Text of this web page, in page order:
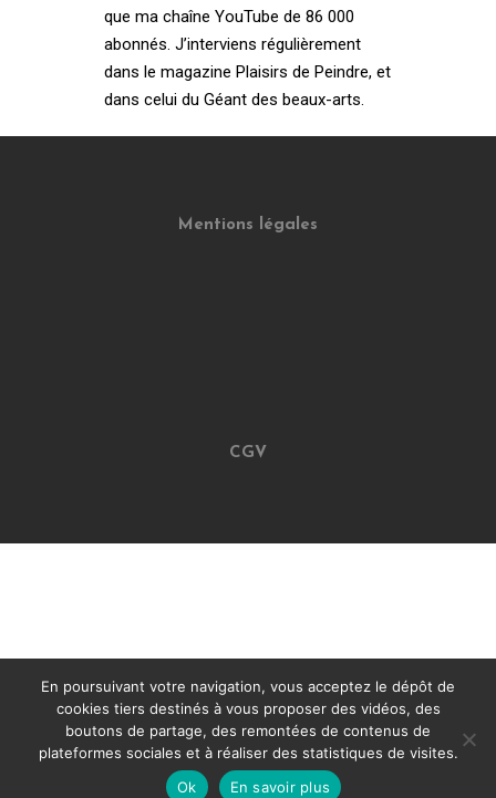
que ma chaîne YouTube de 86 000
abonnés. J’interviens régulièrement
dans le magazine Plaisirs de Peindre, et
dans celui du Géant des beaux-arts.
Mentions légales
CGV
En poursuivant votre navigation, vous acceptez le dépôt de
cookies tiers destinés à vous proposer des vidéos, des
boutons de partage, des remontées de contenus de
plateformes sociales et à réaliser des statistiques de visites.
Ok
En savoir plus